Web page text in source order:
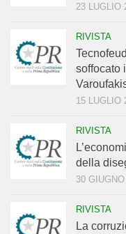
23 LUGLIO
RIVISTA
soffocato
15 LUGLIO
RIVISTA
della
30
RIVISTA
La